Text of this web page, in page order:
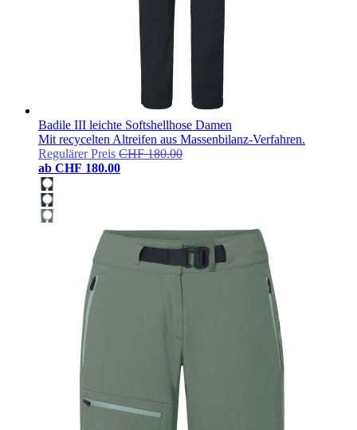
Badile III leichte Softshellhose Damen
Mit recycelten Altreifen aus Massenbilanz-Verfahren.
Regulärer Preis CHF 180.00
ab CHF 180.00